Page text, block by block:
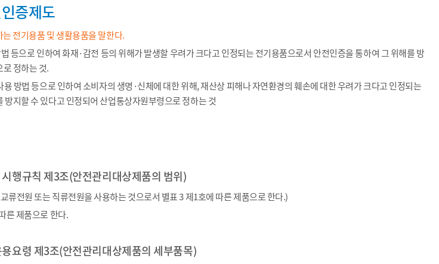
증제도
전기용품 및 생활용품을 말한다.
등으로 인하여 화재·감전 등의 위해가 발생할 우려가 크다고 인정되는 전기용품으로서 안전인증을 통하여 그 위해를 방
정하는 것.
방법 등으로 인하여 소비자의 생명·신체에 대한 위해, 재산상 피해나 자연환경의 훼손에 대한 우려가 크다고 인정되는
지할 수 있다고 인정되어 산업통상자원부령으로 정하는 것
행규칙 제3조(안전관리대상제품의 범위)
전원 또는 직류전원을 사용하는 것으로서 별표 3 제1호에 따른 제품으로 한다.)
른 제품으로 한다.
요령 제3조(안전관리대상제품의 세부품목)